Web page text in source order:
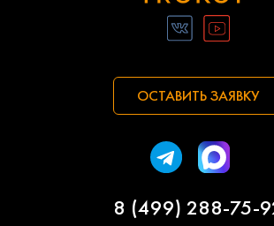
ОСТАВИТЬ ЗАЯВКУ
8 (499) 288-75-